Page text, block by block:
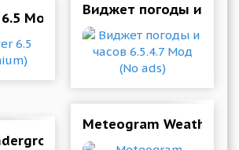
Mod (Premium)Виджет погоды и
6.18.0 Mod (Premium)
Meteogram Weather